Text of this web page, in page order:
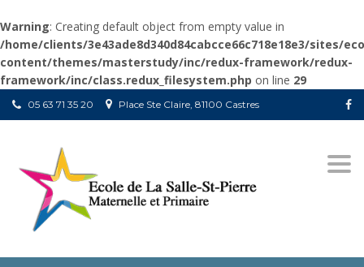
Warning: Creating default object from empty value in
/home/clients/3e43ade8d340d84cabcce66c718e18e3/sites/
content/themes/masterstudy/inc/redux-framework/redux-
framework/inc/class.redux_filesystem.php on line 29
Place Ste Claire, 81100 Castres
05 63 71 35 20